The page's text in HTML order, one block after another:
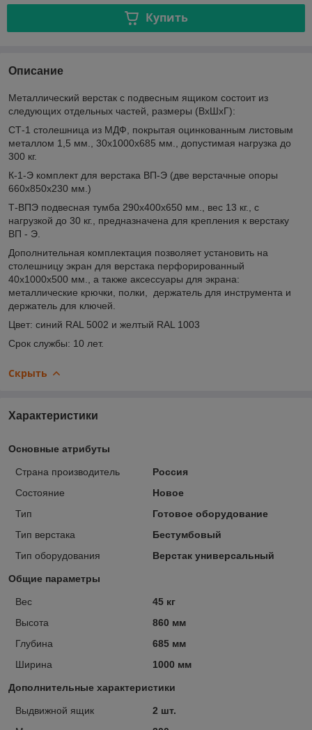
Купить
Описание
Металлический верстак с подвесным ящиком состоит из
следующих отдельных частей, размеры (ВхШхГ):
СТ-1 столешница из МДФ, покрытая оцинкованным листовым
металлом 1,5 мм., 30х1000х685 мм., допустимая нагрузка до
300 кг.
К-1-Э комплект для верстака ВП-Э (две верстачные опоры
660х850х230 мм.)
Т-ВПЭ подвесная тумба 290х400х650 мм., вес 13 кг., с
нагрузкой до 30 кг., предназначена для крепления к верстаку
ВП - Э.
Дополнительная комплектация позволяет установить на
столешницу экран для верстака перфорированный
40х1000х500 мм., а также аксессуары для экрана:
металлические крючки, полки, держатель для инструмента и
держатель для ключей.
Цвет: синий RAL 5002 и желтый RAL 1003
Срок службы: 10 лет.
Скрыть
Характеристики
Основные атрибуты
Страна производитель
Россия
Состояние
Новое
Тип
Готовое оборудование
Тип верстака
Бестумбовый
Тип оборудования
Верстак универсальный
Общие параметры
Вес
45 кг
Высота
860 мм
Глубина
685 мм
Ширина
1000 мм
Дополнительные характеристики
Выдвижной ящик
2 шт.